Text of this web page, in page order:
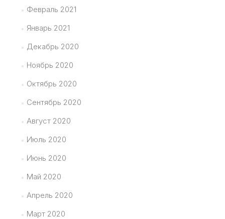
Февраль 2021
Январь 2021
Декабрь 2020
Ноябрь 2020
Октябрь 2020
Сентябрь 2020
Август 2020
Июль 2020
Июнь 2020
Май 2020
Апрель 2020
Март 2020